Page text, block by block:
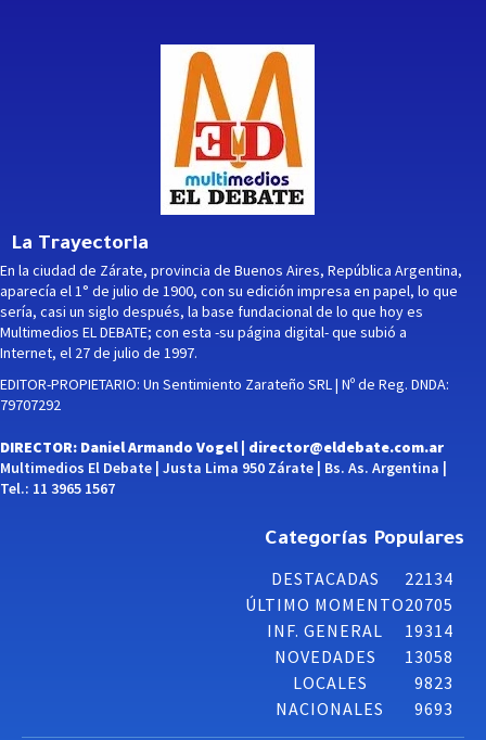
La Trayectoria
En la ciudad de Zárate, provincia de Buenos Aires, República Argentina,
aparecía el 1° de julio de 1900, con su edición impresa en papel, lo que
sería, casi un siglo después, la base fundacional de lo que hoy es
Multimedios EL DEBATE; con esta -su página digital- que subió a
Internet, el 27 de julio de 1997.
EDITOR-PROPIETARIO: Un Sentimiento Zarateño SRL | Nº de Reg. DNDA:
79707292
DIRECTOR: Daniel Armando Vogel | director@eldebate.com.ar
Multimedios El Debate | Justa Lima 950 Zárate | Bs. As. Argentina |
Tel.: 11 3965 1567
Categorías Populares
DESTACADAS
22134
ÚLTIMO MOMENTO20705
INF. GENERAL
19314
NOVEDADES
13058
LOCALES
9823
NACIONALES
9693